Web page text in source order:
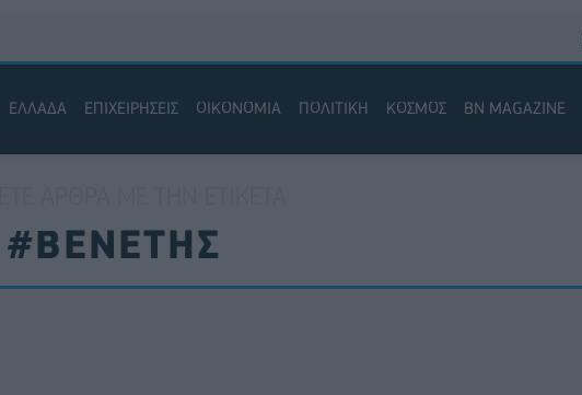
ΕΛΛΑΔΑ ΕΠΙΧΕΙΡΗΣΕΙΣ ΟΙΚΟΝΟΜΙΑ ΠΟΛΙΤΙΚΗ ΚΟΣΜΟΣ BN MAGAZINE
#ΒΕΝΕΤΗΣ